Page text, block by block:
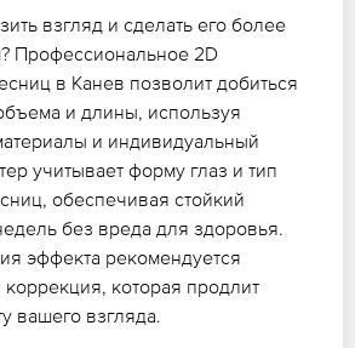
взгляд и сделать его более
Профессиональное 2D
в Канев позволит добиться
и длины, используя
и индивидуальный
учитывает форму глаз и тип
обеспечивая стойкий
без вреда для здоровья.
эффекта рекомендуется
которая продлит
вашего взгляда.